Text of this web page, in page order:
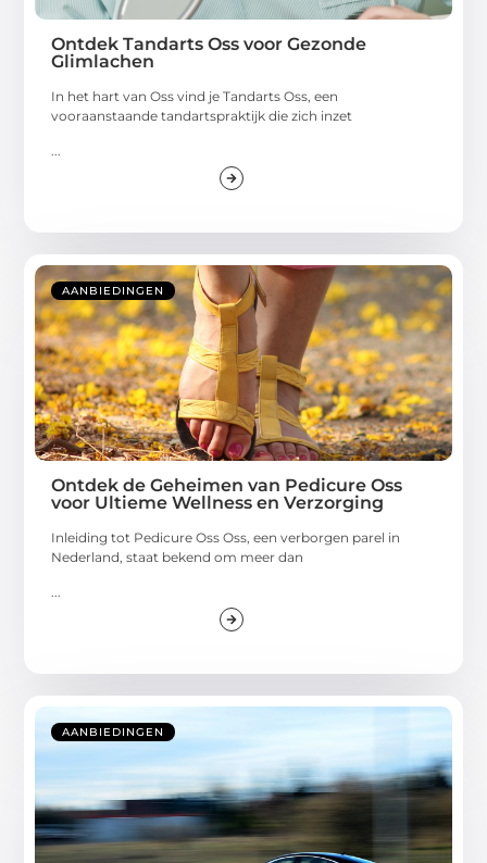
Ontdek Tandarts Oss voor Gezonde
Glimlachen
In het hart van Oss vind je Tandarts Oss, een
vooraanstaande tandartspraktijk die zich inzet
AANBIEDINGEN
Ontdek de Geheimen van Pedicure Oss
voor Ultieme Wellness en Verzorging
Inleiding tot Pedicure Oss Oss, een verborgen parel in
Nederland, staat bekend om meer dan
...
AANBIEDINGEN